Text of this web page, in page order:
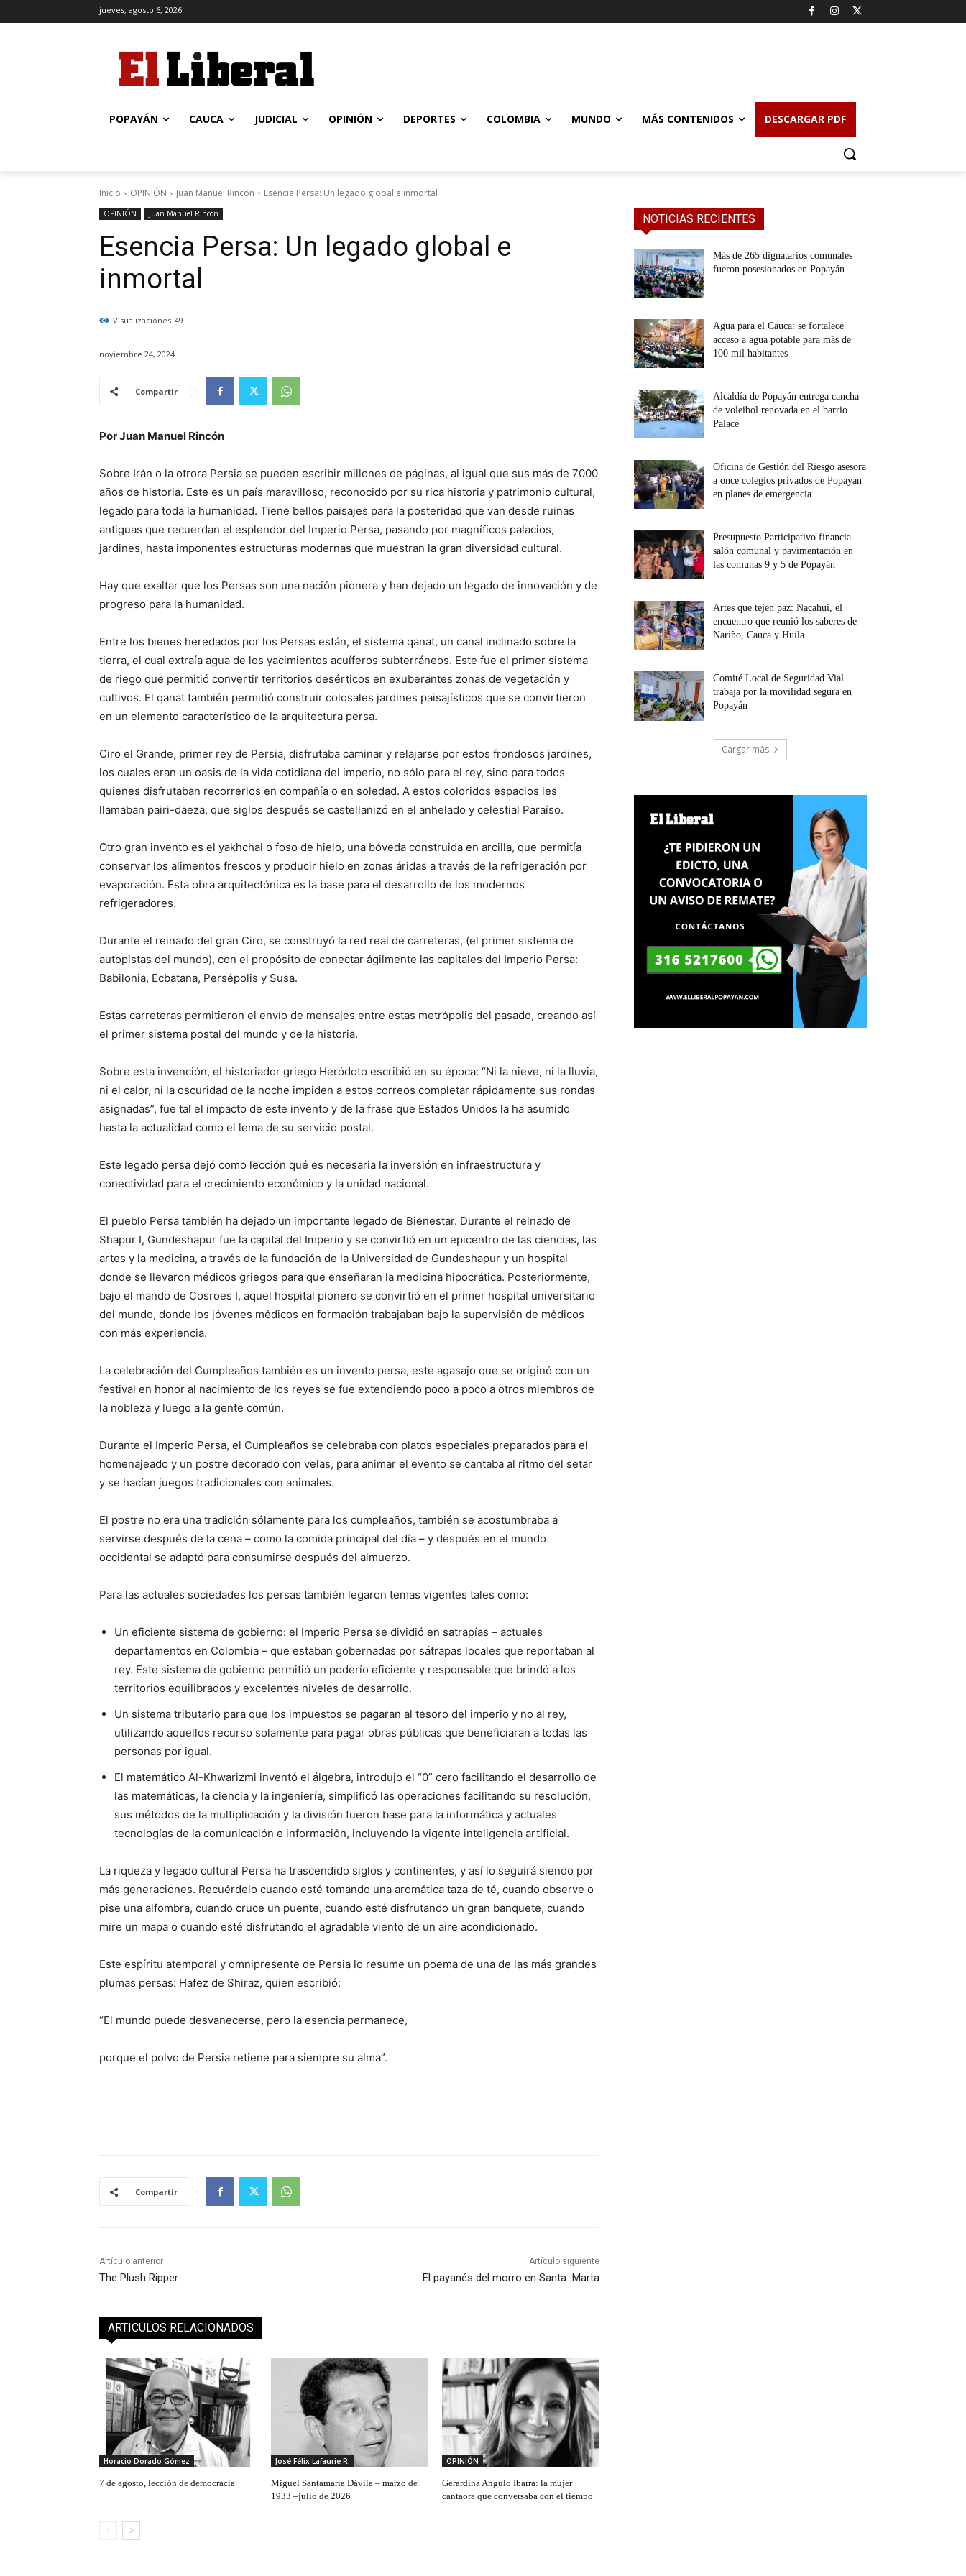
jueves, agosto 6, 2026
POPAYÁN CAUCA JUDICIAL OPINIÓN DEPORTES COLOMBIA MUNDO MÁS CONTENIDOS DESCARGAR PDF
Inicio OPINIÓN Juan Manuel Rincón Esencia Persa: Un legado global e inmortal
OPINIÓN Juan Manuel Rincón
Esencia Persa: Un legado global e
inmortal
Visualizaciones 49
noviembre 24, 2024
Compartir
Por Juan Manuel Rincón
Sobre Irán o la otrora Persia se pueden escribir millones de páginas, al igual que sus más de 7000
años de historia. Este es un país maravilloso, reconocido por su rica historia y patrimonio cultural,
legado para toda la humanidad. Tiene bellos paisajes para la posteridad que van desde ruinas
antiguas que recuerdan el esplendor del Imperio Persa, pasando por magníficos palacios,
jardines, hasta imponentes estructuras modernas que muestran la gran diversidad cultural.
Hay que exaltar que los Persas son una nación pionera y han dejado un legado de innovación y de
progreso para la humanidad.
Entre los bienes heredados por los Persas están, el sistema qanat, un canal inclinado sobre la
tierra, el cual extraía agua de los yacimientos acuíferos subterráneos. Este fue el primer sistema
de riego que permitió convertir territorios desérticos en exuberantes zonas de vegetación y
cultivos. El qanat también permitió construir colosales jardines paisajísticos que se convirtieron
en un elemento característico de la arquitectura persa.
Ciro el Grande, primer rey de Persia, disfrutaba caminar y relajarse por estos frondosos jardines,
los cuales eran un oasis de la vida cotidiana del imperio, no sólo para el rey, sino para todos
quienes disfrutaban recorrerlos en compañía o en soledad. A estos coloridos espacios les
llamaban pairi-daeza, que siglos después se castellanizó en el anhelado y celestial Paraíso.
Otro gran invento es el yakhchal o foso de hielo, una bóveda construida en arcilla, que permitía
conservar los alimentos frescos y producir hielo en zonas áridas a través de la refrigeración por
evaporación. Esta obra arquitectónica es la base para el desarrollo de los modernos
refrigeradores.
Durante el reinado del gran Ciro, se construyó la red real de carreteras, (el primer sistema de
autopistas del mundo), con el propósito de conectar ágilmente las capitales del Imperio Persa:
Babilonia, Ecbatana, Persépolis y Susa.
Estas carreteras permitieron el envío de mensajes entre estas metrópolis del pasado, creando así
el primer sistema postal del mundo y de la historia.
Sobre esta invención, el historiador griego Heródoto escribió en su época: “Ni la nieve, ni la lluvia,
ni el calor, ni la oscuridad de la noche impiden a estos correos completar rápidamente sus rondas
asignadas”, fue tal el impacto de este invento y de la frase que Estados Unidos la ha asumido
hasta la actualidad como el lema de su servicio postal.
Este legado persa dejó como lección qué es necesaria la inversión en infraestructura y
conectividad para el crecimiento económico y la unidad nacional.
El pueblo Persa también ha dejado un importante legado de Bienestar. Durante el reinado de
Shapur I, Gundeshapur fue la capital del Imperio y se convirtió en un epicentro de las ciencias, las
artes y la medicina, a través de la fundación de la Universidad de Gundeshapur y un hospital
donde se llevaron médicos griegos para que enseñaran la medicina hipocrática. Posteriormente,
bajo el mando de Cosroes I, aquel hospital pionero se convirtió en el primer hospital universitario
del mundo, donde los jóvenes médicos en formación trabajaban bajo la supervisión de médicos
con más experiencia.
La celebración del Cumpleaños también es un invento persa, este agasajo que se originó con un
festival en honor al nacimiento de los reyes se fue extendiendo poco a poco a otros miembros de
la nobleza y luego a la gente común.
Durante el Imperio Persa, el Cumpleaños se celebraba con platos especiales preparados para el
homenajeado y un postre decorado con velas, para animar el evento se cantaba al ritmo del setar
y se hacían juegos tradicionales con animales.
El postre no era una tradición sólamente para los cumpleaños, también se acostumbraba a
servirse después de la cena – como la comida principal del día – y después en el mundo
occidental se adaptó para consumirse después del almuerzo.
Para las actuales sociedades los persas también legaron temas vigentes tales como:
Un eficiente sistema de gobierno: el Imperio Persa se dividió en satrapías – actuales
departamentos en Colombia – que estaban gobernadas por sátrapas locales que reportaban al
rey. Este sistema de gobierno permitió un poderío eficiente y responsable que brindó a los
territorios equilibrados y excelentes niveles de desarrollo.
Un sistema tributario para que los impuestos se pagaran al tesoro del imperio y no al rey,
utilizando aquellos recurso solamente para pagar obras públicas que beneficiaran a todas las
personas por igual.
El matemático Al-Khwarizmi inventó el álgebra, introdujo el “0” cero facilitando el desarrollo de
las matemáticas, la ciencia y la ingeniería, simplificó las operaciones facilitando su resolución,
sus métodos de la multiplicación y la división fueron base para la informática y actuales
tecnologías de la comunicación e información, incluyendo la vigente inteligencia artificial.
La riqueza y legado cultural Persa ha trascendido siglos y continentes, y así lo seguirá siendo por
más generaciones. Recuérdelo cuando esté tomando una aromática taza de té, cuando observe o
pise una alfombra, cuando cruce un puente, cuando esté disfrutando un gran banquete, cuando
mire un mapa o cuando esté disfrutando el agradable viento de un aire acondicionado.
Este espíritu atemporal y omnipresente de Persia lo resume un poema de una de las más grandes
plumas persas: Hafez de Shiraz, quien escribió:
“El mundo puede desvanecerse, pero la esencia permanece,
porque el polvo de Persia retiene para siempre su alma”.
Compartir
Artículo anterior
The Plush Ripper
Artículo siguiente
El payanés del morro en Santa Marta
ARTICULOS RELACIONADOS
Horacio Dorado Gómez
7 de agosto, lección de democracia
José Félix Lafaurie R.
Miguel Santamaría Dávila – marzo de
1933 –julio de 2026
OPINIÓN
Gerardina Angulo Ibarra: la mujer
cantaora que conversaba con el tiempo
NOTICIAS RECIENTES
Más de 265 dignatarios comunales
fueron posesionados en Popayán
Agua para el Cauca: se fortalece
acceso a agua potable para más de
100 mil habitantes
Alcaldía de Popayán entrega cancha
de voleibol renovada en el barrio
Palacé
Oficina de Gestión del Riesgo asesora
a once colegios privados de Popayán
en planes de emergencia
Presupuesto Participativo financia
salón comunal y pavimentación en
las comunas 9 y 5 de Popayán
Artes que tejen paz: Nacahui, el
encuentro que reunió los saberes de
Nariño, Cauca y Huila
Comité Local de Seguridad Vial
trabaja por la movilidad segura en
Popayán
Cargar más